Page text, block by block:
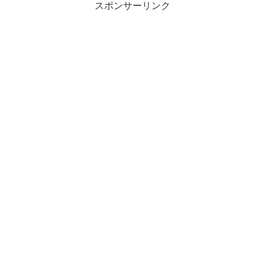
に終わります。
スポンサーリンク